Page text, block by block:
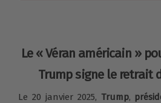
Le « Véran américain »
Trump signe le retrait
Le 20 janvier 2025, Trump,